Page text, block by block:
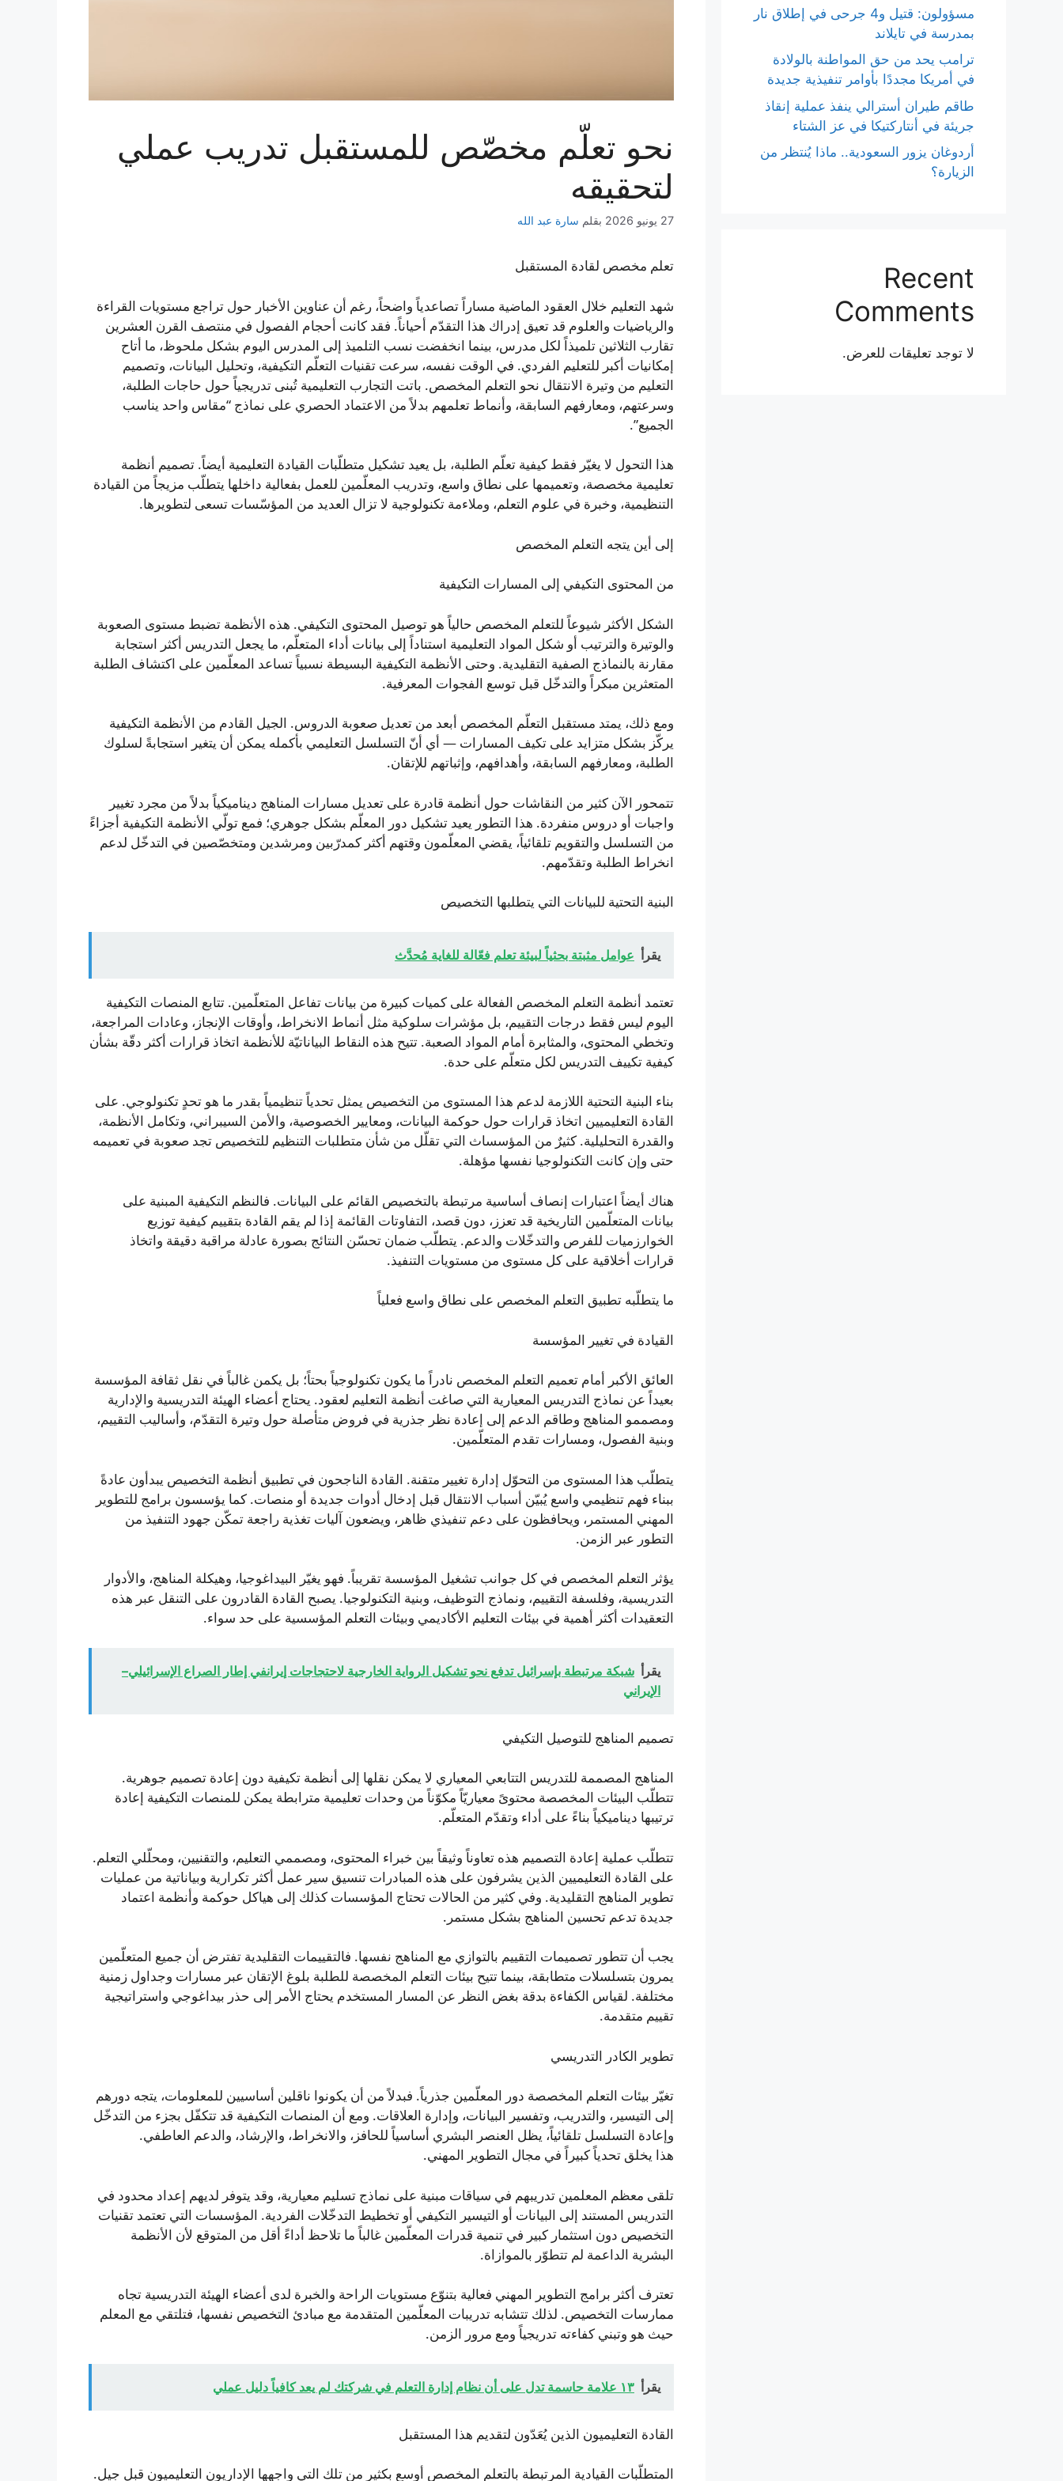
نحو تعلّم مخصّص للمستقبل تدريب عملي
لتحقيقه
27 يونيو 2026 بقلم سارة عبد الله
تعلم مخصص لقادة المستقبل
شهد التعليم خلال العقود الماضية مساراً تصاعدياً واضحاً، رغم أن عناوين الأخبار حول تراجع مستويات القراءة
والرياضيات والعلوم قد تعيق إدراك هذا التقدّم أحياناً. فقد كانت أحجام الفصول في منتصف القرن العشرين
تقارب الثلاثين تلميذاً لكل مدرس، بينما انخفضت نسب التلميذ إلى المدرس اليوم بشكل ملحوظ، ما أتاح
إمكانيات أكبر للتعليم الفردي. في الوقت نفسه، سرعت تقنيات التعلّم التكيفية، وتحليل البيانات، وتصميم
التعليم من وتيرة الانتقال نحو التعلم المخصص. باتت التجارب التعليمية تُبنى تدريجياً حول حاجات الطلبة،
وسرعتهم، ومعارفهم السابقة، وأنماط تعلمهم بدلاً من الاعتماد الحصري على نماذج “مقاس واحد يناسب
الجميع”.
هذا التحول لا يغيّر فقط كيفية تعلّم الطلبة، بل يعيد تشكيل متطلّبات القيادة التعليمية أيضاً. تصميم أنظمة
تعليمية مخصصة، وتعميمها على نطاق واسع، وتدريب المعلّمين للعمل بفعالية داخلها يتطلّب مزيجاً من القيادة
التنظيمية، وخبرة في علوم التعلم، وملاءمة تكنولوجية لا تزال العديد من المؤسّسات تسعى لتطويرها.
إلى أين يتجه التعلم المخصص
من المحتوى التكيفي إلى المسارات التكيفية
الشكل الأكثر شيوعاً للتعلم المخصص حالياً هو توصيل المحتوى التكيفي. هذه الأنظمة تضبط مستوى الصعوبة
والوتيرة والترتيب أو شكل المواد التعليمية استناداً إلى بيانات أداء المتعلّم، ما يجعل التدريس أكثر استجابة
مقارنة بالنماذج الصفية التقليدية. وحتى الأنظمة التكيفية البسيطة نسبياً تساعد المعلّمين على اكتشاف الطلبة
المتعثرين مبكراً والتدخّل قبل توسع الفجوات المعرفية.
ومع ذلك، يمتد مستقبل التعلّم المخصص أبعد من تعديل صعوبة الدروس. الجيل القادم من الأنظمة التكيفية
يركّز بشكل متزايد على تكيف المسارات — أي أنّ التسلسل التعليمي بأكمله يمكن أن يتغير استجابةً لسلوك
الطلبة، ومعارفهم السابقة، وأهدافهم، وإثباتهم للإتقان.
تتمحور الآن كثير من النقاشات حول أنظمة قادرة على تعديل مسارات المناهج ديناميكياً بدلاً من مجرد تغيير
واجبات أو دروس منفردة. هذا التطور يعيد تشكيل دور المعلّم بشكل جوهري؛ فمع تولّي الأنظمة التكيفية أجزاءً
من التسلسل والتقويم تلقائياً، يقضي المعلّمون وقتهم أكثر كمدرّبين ومرشدين ومتخصّصين في التدخّل لدعم
انخراط الطلبة وتقدّمهم.
البنية التحتية للبيانات التي يتطلبها التخصيص
يقرأ عوامل مثبتة بحثياً لبيئة تعلم فعّالة للغاية مُحدَّث
تعتمد أنظمة التعلم المخصص الفعالة على كميات كبيرة من بيانات تفاعل المتعلّمين. تتابع المنصات التكيفية
اليوم ليس فقط درجات التقييم، بل مؤشرات سلوكية مثل أنماط الانخراط، وأوقات الإنجاز، وعادات المراجعة،
وتخطي المحتوى، والمثابرة أمام المواد الصعبة. تتيح هذه النقاط البياناتيّة للأنظمة اتخاذ قرارات أكثر دقّة بشأن
كيفية تكييف التدريس لكل متعلّم على حدة.
بناء البنية التحتية اللازمة لدعم هذا المستوى من التخصيص يمثل تحدياً تنظيمياً بقدر ما هو تحدٍ تكنولوجي. على
القادة التعليميين اتخاذ قرارات حول حوكمة البيانات، ومعايير الخصوصية، والأمن السيبراني، وتكامل الأنظمة،
والقدرة التحليلية. كثيرٌ من المؤسساث التي تقلّل من شأن متطلبات التنظيم للتخصيص تجد صعوبة في تعميمه
حتى وإن كانت التكنولوجيا نفسها مؤهلة.
هناك أيضاً اعتبارات إنصاف أساسية مرتبطة بالتخصيص القائم على البيانات. فالنظم التكيفية المبنية على
بيانات المتعلّمين التاريخية قد تعزز، دون قصد، التفاوتات القائمة إذا لم يقم القادة بتقييم كيفية توزيع
الخوارزميات للفرص والتدخّلات والدعم. يتطلّب ضمان تحسّن النتائج بصورة عادلة مراقبة دقيقة واتخاذ
قرارات أخلاقية على كل مستوى من مستويات التنفيذ.
ما يتطلّبه تطبيق التعلم المخصص على نطاق واسع فعلياً
القيادة في تغيير المؤسسة
العائق الأكبر أمام تعميم التعلم المخصص نادراً ما يكون تكنولوجياً بحتاً؛ بل يكمن غالباً في نقل ثقافة المؤسسة
بعيداً عن نماذج التدريس المعيارية التي صاغت أنظمة التعليم لعقود. يحتاج أعضاء الهيئة التدريسية والإدارية
ومصممو المناهج وطاقم الدعم إلى إعادة نظر جذرية في فروض متأصلة حول وتيرة التقدّم، وأساليب التقييم،
وبنية الفصول، ومسارات تقدم المتعلّمين.
يتطلّب هذا المستوى من التحوّل إدارة تغيير متقنة. القادة الناجحون في تطبيق أنظمة التخصيص يبدأون عادةً
ببناء فهم تنظيمي واسع يُبيّن أسباب الانتقال قبل إدخال أدوات جديدة أو منصات. كما يؤسسون برامج للتطوير
المهني المستمر، ويحافظون على دعم تنفيذي ظاهر، ويضعون آليات تغذية راجعة تمكّن جهود التنفيذ من
التطور عبر الزمن.
يؤثر التعلم المخصص في كل جوانب تشغيل المؤسسة تقريباً. فهو يغيّر البيداغوجيا، وهيكلة المناهج، والأدوار
التدريسية، وفلسفة التقييم، ونماذج التوظيف، وبنية التكنولوجيا. يصبح القادة القادرون على التنقل عبر هذه
التعقيدات أكثر أهمية في بيئات التعليم الأكاديمي وبيئات التعلم المؤسسية على حد سواء.
يقرأ شبكة مرتبطة بإسرائيل تدفع نحو تشكيل الرواية الخارجية لاحتجاجات إيرانفي إطار الصراع الإسرائيلي–
الإيراني
تصميم المناهج للتوصيل التكيفي
المناهج المصممة للتدريس التتابعي المعياري لا يمكن نقلها إلى أنظمة تكيفية دون إعادة تصميم جوهرية.
تتطلّب البيئات المخصصة محتوىً معياريّاً مكوّناً من وحدات تعليمية مترابطة يمكن للمنصات التكيفية إعادة
ترتيبها ديناميكياً بناءً على أداء وتقدّم المتعلّم.
تتطلّب عملية إعادة التصميم هذه تعاوناً وثيقاً بين خبراء المحتوى، ومصممي التعليم، والتقنيين، ومحلّلي التعلم.
على القادة التعليميين الذين يشرفون على هذه المبادرات تنسيق سير عمل أكثر تكرارية وبياناتية من عمليات
تطوير المناهج التقليدية. وفي كثير من الحالات تحتاج المؤسسات كذلك إلى هياكل حوكمة وأنظمة اعتماد
جديدة تدعم تحسين المناهج بشكل مستمر.
يجب أن تتطور تصميمات التقييم بالتوازي مع المناهج نفسها. فالتقييمات التقليدية تفترض أن جميع المتعلّمين
يمرون بتسلسلات متطابقة، بينما تتيح بيئات التعلم المخصصة للطلبة بلوغ الإتقان عبر مسارات وجداول زمنية
مختلفة. لقياس الكفاءة بدقة بغض النظر عن المسار المستخدم يحتاج الأمر إلى حذر بيداغوجي واستراتيجية
تقييم متقدمة.
تطوير الكادر التدريسي
تغيّر بيئات التعلم المخصصة دور المعلّمين جذرياً. فبدلاً من أن يكونوا ناقلين أساسيين للمعلومات، يتجه دورهم
إلى التيسير، والتدريب، وتفسير البيانات، وإدارة العلاقات. ومع أن المنصات التكيفية قد تتكفّل بجزء من التدخّل
وإعادة التسلسل تلقائياً، يظل العنصر البشري أساسياً للحافز، والانخراط، والإرشاد، والدعم العاطفي.
هذا يخلق تحدياً كبيراً في مجال التطوير المهني.
تلقى معظم المعلمين تدريبهم في سياقات مبنية على نماذج تسليم معيارية، وقد يتوفر لديهم إعداد محدود في
التدريس المستند إلى البيانات أو التيسير التكيفي أو تخطيط التدخّلات الفردية. المؤسسات التي تعتمد تقنيات
التخصيص دون استثمار كبير في تنمية قدرات المعلّمين غالباً ما تلاحظ أداءً أقل من المتوقع لأن الأنظمة
البشرية الداعمة لم تتطوّر بالموازاة.
تعترف أكثر برامج التطوير المهني فعالية بتنوّع مستويات الراحة والخبرة لدى أعضاء الهيئة التدريسية تجاه
ممارسات التخصيص. لذلك تتشابه تدريبات المعلّمين المتقدمة مع مبادئ التخصيص نفسها، فتلتقي مع المعلم
حيث هو وتبني كفاءته تدريجياً ومع مرور الزمن.
يقرأ ١٣ علامة حاسمة تدل على أن نظام إدارة التعلم في شركتك لم يعد كافياً دليل عملي
القادة التعليميون الذين يُعَدّون لتقديم هذا المستقبل
المتطلّبات القيادية المرتبطة بالتعلم المخصص أوسع بكثير من تلك التي واجهها الإداريون التعليميون قبل جيل.
مسؤولون: قتيل و4 جرحى في إطلاق نار
بمدرسة في تايلاند
ترامب يحد من حق المواطنة بالولادة
في أمريكا مجددًا بأوامر تنفيذية جديدة
طاقم طيران أسترالي ينفذ عملية إنقاذ
جريئة في أنتاركتيكا في عز الشتاء
أردوغان يزور السعودية.. ماذا يُنتظر من
الزيارة؟
Recent
Comments
لا توجد تعليقات للعرض.